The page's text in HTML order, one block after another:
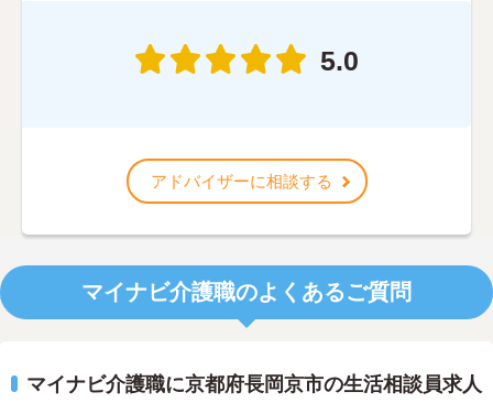
5.0
アドバイザーに相談する
マイナビ介護職のよくあるご質問
マイナビ介護職に京都府長岡京市の生活相談員求人